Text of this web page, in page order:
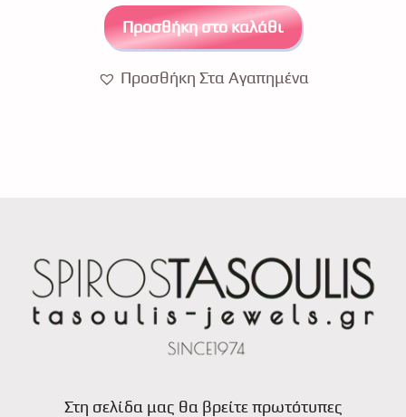
5
Προσθήκη στο καλάθι
Προσθήκη Στα Αγαπημένα
Στη σελίδα μας θα βρείτε πρωτότυπες